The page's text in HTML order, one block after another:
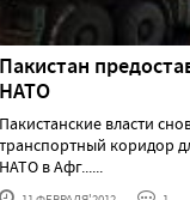
Пакистан
НАТО
Пакистанские власти
транспортный коридор
НАТО в Афг......